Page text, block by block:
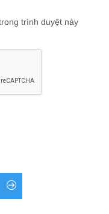
trình duyệt này